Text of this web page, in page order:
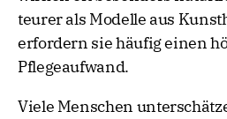
teurer als Modelle aus
erfordern sie häufig einen
Pflegeaufwand.
Viele Menschen